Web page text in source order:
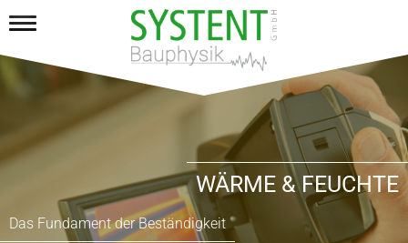
WÄRME & FEUCHTE
Das Fundament der Beständigkeit